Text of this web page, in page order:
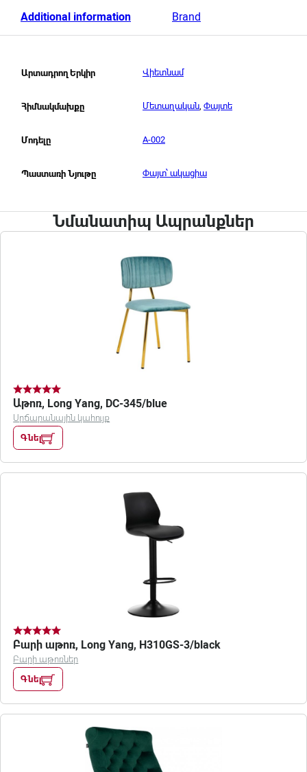
Additional information Brand
Արտադրող Երկիր Վիետնամ
Հիմնակմախքը Մետաղական, Փայտե
Մոդելը A-002
Պաստառի Նյութը Փայտ՝ ակացիա
Նմանատիպ Ապրանքներ
Աթոռ, Long Yang, DC-345/blue
Սրճարանային կահույք
Գնել
Բարի աթոռ, Long Yang, H310GS-3/black
Բարի աթոռներ
Գնել